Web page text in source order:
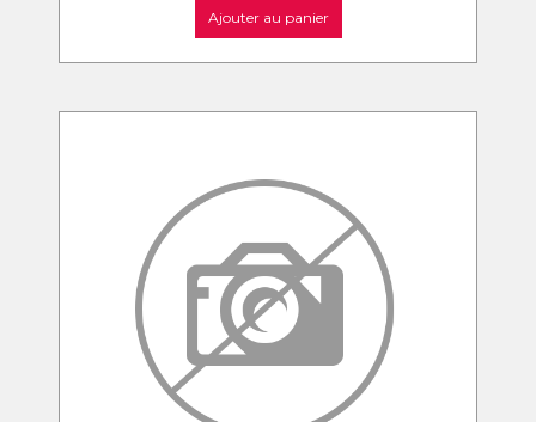
Ajouter au panier